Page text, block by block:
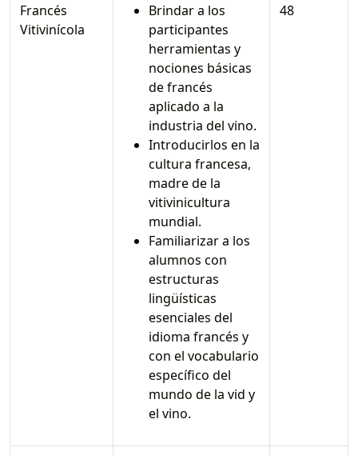
Francés
Vitivinícola
Brindar a los
participantes
herramientas y
nociones básicas
de francés
aplicado a la
industria del vino.
Introducirlos en la
cultura francesa,
madre de la
vitivinicultura
mundial.
Familiarizar a los
alumnos con
estructuras
lingüísticas
esenciales del
idioma francés y
con el vocabulario
específico del
mundo de la vid y
el vino.
48